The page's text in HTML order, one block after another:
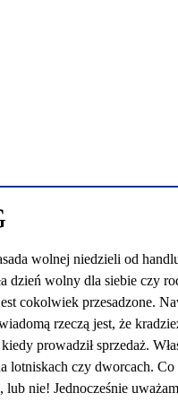
wolnej niedzieli od
dzień wolny dla siebie czy
cokolwiek przesadzone.
rzeczą jest, że
prowadził sprzedaż.
czy dworcach.
nie! Jednocześnie